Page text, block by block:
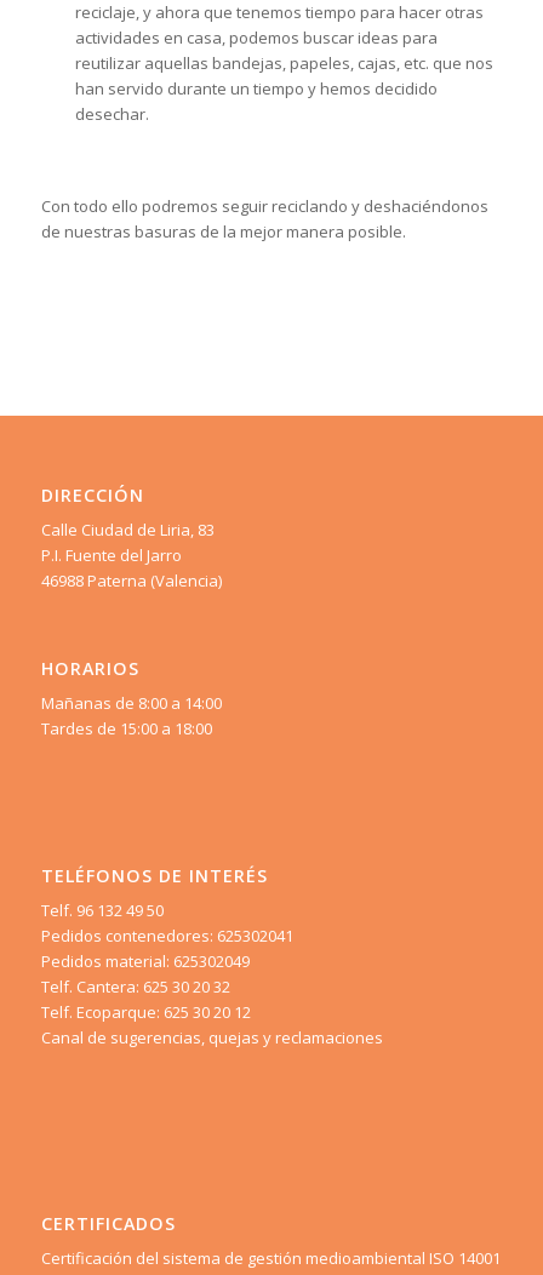
reciclaje, y ahora que tenemos tiempo para hacer otras
actividades en casa, podemos buscar ideas para
reutilizar aquellas bandejas, papeles, cajas, etc. que nos
han servido durante un tiempo y hemos decidido
desechar.
Con todo ello podremos seguir reciclando y deshaciéndonos
de nuestras basuras de la mejor manera posible.
DIRECCIÓN
Calle Ciudad de Liria, 83
P.I. Fuente del Jarro
46988 Paterna (Valencia)
HORARIOS
Mañanas de 8:00 a 14:00
Tardes de 15:00 a 18:00
TELÉFONOS DE INTERÉS
Telf. 96 132 49 50
Pedidos contenedores: 625302041
Pedidos material: 625302049
Telf. Cantera: 625 30 20 32
Telf. Ecoparque: 625 30 20 12
Canal de sugerencias, quejas y reclamaciones
CERTIFICADOS
Certificación del sistema de gestión medioambiental ISO 14001